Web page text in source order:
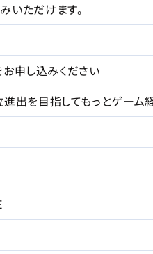
いただけます。
申し込みください
出を目指してもっとゲーム